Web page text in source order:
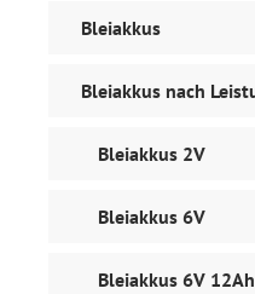
Bleiakkus
Bleiakkus nach
Bleiakkus 2V
Bleiakkus 6V
Bleiakkus 6V 12Ah